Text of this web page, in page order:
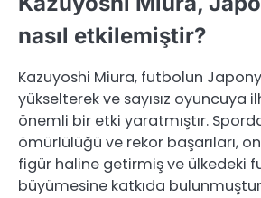
nasıl etkilemiştir?
Kazuyoshi Miura, futbolun
yükselterek ve sayısız oyuncuya
önemli bir etki yaratmıştır.
ömürlülüğü ve rekor başarıları,
figür haline getirmiş ve ülkedeki
büyümesine katkıda